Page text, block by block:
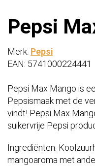
Pepsi
Merk: Pepsi
EAN: 5741000224441
Pepsi Max Mango is
Pepsismaak met de
vindt! Pepsi Max
suikervrije Pepsi
Ingrediënten:
mangoaroma met